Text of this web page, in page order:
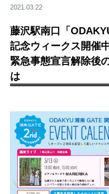
2021.03.22
藤沢駅南口「
記念ウィークス開催
緊急事態宣言解除後
は